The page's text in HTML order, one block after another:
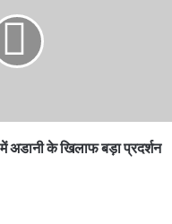
अडानी के खिलाफ बड़ा प्रदर्शन